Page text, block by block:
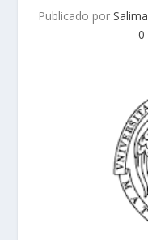
Publicado por Salima
0